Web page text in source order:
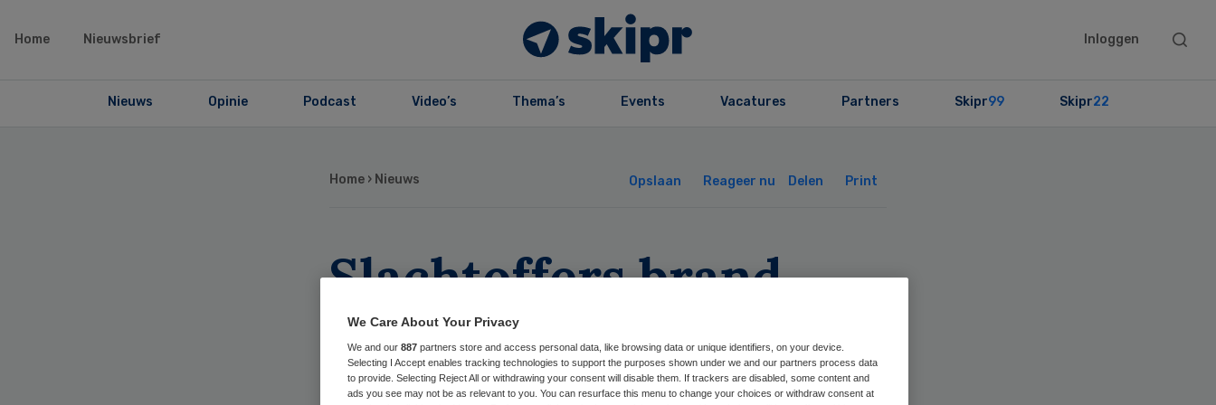
Home Nieuwsbrief Inloggen
Search
Nieuws Opinie Podcast Video’s Thema’s Events Vacatures Partners Skipr99 Skipr22
Home › Nieuws Opslaan Reageer nu Delen Print
Slachtoffers brand
Roemenië naar
Nederland
We Care About Your Privacy
We and our 887 partners store and access personal data, like browsing data or unique identifiers, on your device.
Selecting I Accept enables tracking technologies to support the purposes shown under we and our partners process data
to provide. Selecting Reject All or withdrawing your consent will disable them. If trackers are disabled, some content and
ads you see may not be as relevant to you. You can resurface this menu to change your choices or withdraw consent at